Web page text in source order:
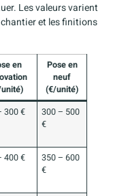
Les valeurs varient
et les finitions
en
Pose en
neuf
(€/unité)
300 €
300 – 500
€
400 €
350 – 600
€